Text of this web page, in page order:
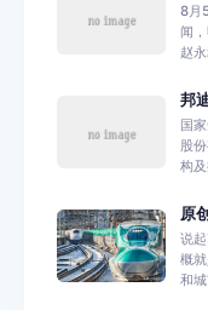
8月
闻
赵
邦
国
股
构
原
说
概
和